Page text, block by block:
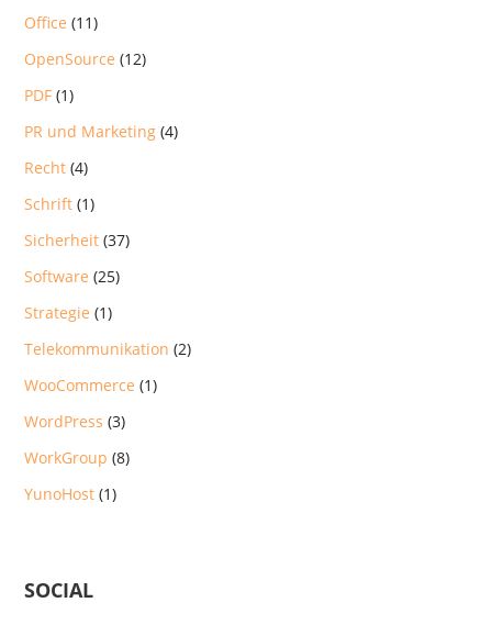
Office (11)
OpenSource (12)
PDF (1)
PR und Marketing (4)
Recht (4)
Schrift (1)
Sicherheit (37)
Software (25)
Strategie (1)
Telekommunikation (2)
WooCommerce (1)
WordPress (3)
WorkGroup (8)
YunoHost (1)
SOCIAL